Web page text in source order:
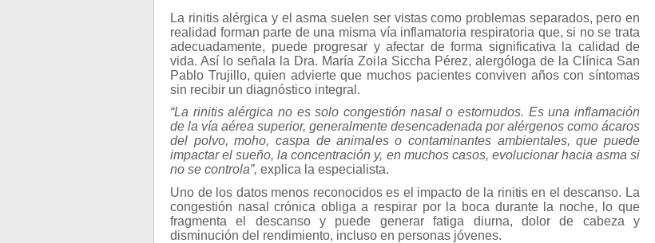
La rinitis alérgica y el asma suelen ser vistas como problemas separados, pero en
realidad forman parte de una misma vía inflamatoria respiratoria que, si no se trata
adecuadamente, puede progresar y afectar de forma significativa la calidad de
vida. Así lo señala la Dra. María Zoila Siccha Pérez, alergóloga de la Clínica San
Pablo Trujillo, quien advierte que muchos pacientes conviven años con síntomas
sin recibir un diagnóstico integral.
“La rinitis alérgica no es solo congestión nasal o estornudos. Es una inflamación
de la vía aérea superior, generalmente desencadenada por alérgenos como ácaros
del polvo, moho, caspa de animales o contaminantes ambientales, que puede
impactar el sueño, la concentración y, en muchos casos, evolucionar hacia asma si
no se controla”, explica la especialista.
Uno de los datos menos reconocidos es el impacto de la rinitis en el descanso. La
congestión nasal crónica obliga a respirar por la boca durante la noche, lo que
fragmenta el descanso y puede generar fatiga diurna, dolor de cabeza y
disminución del rendimiento, incluso en personas jóvenes.